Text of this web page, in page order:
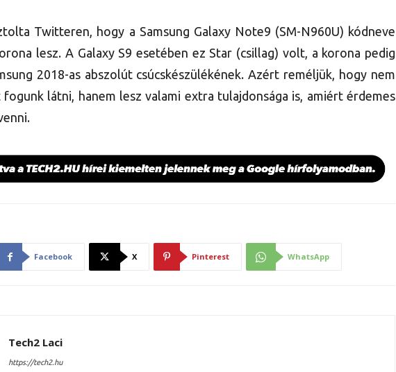
Twitteren, hogy a Samsung Galaxy Note9 (SM-N960U) kódneve
lesz. A Galaxy S9 esetében ez Star (csillag) volt, a korona pedig
2018-as abszolút csúcskészülékének. Azért reméljük, hogy nem
látni, hanem lesz valami extra tulajdonsága is, amiért érdemes
Facebook X Pinterest WhatsApp
Tech2 Laci
https://tech2.hu